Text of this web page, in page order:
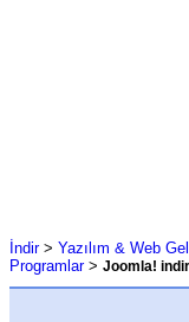
İndir> Yazılım & Web
Programlar> Joomla! indir